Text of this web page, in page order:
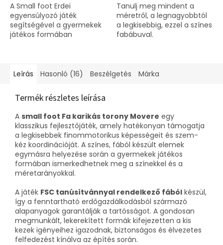
A Small foot Erdei
egyensúlyozó játék
segítségével a gyermekek
játékos formában
koncentrációjukat. A FSC®
Tanulj meg mindent a
méretről, a legnagyobbtól
a legkisebbig, ezzel a színes
fabábuval.
Leírás Hasonló (16) Beszélgetés Márka
Termék részletes leírása
A small foot Fa karikás torony Movere egy
klasszikus fejlesztőjáték, amely hatékonyan támogatja
a legkisebbek finommotorikus képességeit és szem-
kéz koordinációját. A színes, fából készült elemek
egymásra helyezése során a gyermekek játékos
formában ismerkedhetnek meg a színekkel és a
méretarányokkal.
A játék FSC tanúsítvánnyal rendelkező fából készül,
így a fenntartható erdőgazdálkodásból származó
alapanyagok garantálják a tartósságot. A gondosan
megmunkált, lekerekített formák kifejezetten a kis
kezek igényeihez igazodnak, biztonságos és élvezetes
felfedezést kínálva az építés során.